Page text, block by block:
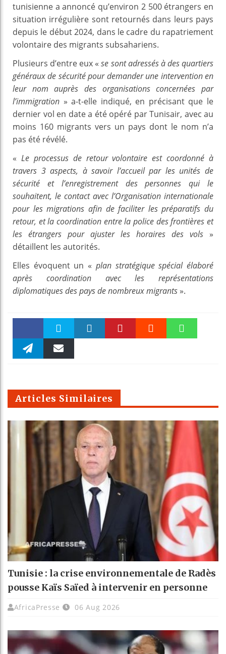
tunisienne a annoncé qu’environ 2 500 étrangers en
situation irrégulière sont retournés dans leurs pays
depuis le début 2024, dans le cadre du rapatriement
volontaire des migrants subsahariens.
Plusieurs d’entre eux «se sont adressés à des quartiers
généraux de sécurité pour demander une intervention en
leur nom auprès des organisations concernées par
l’immigration » a-t-elle indiqué, en précisant que le
dernier vol en date a été opéré par Tunisair, avec au
moins 160 migrants vers un pays dont le nom n’a
pas été révélé.
« Le processus de retour volontaire est coordonné à
travers 3 aspects, à savoir l’accueil par les unités de
sécurité et l’enregistrement des personnes qui le
souhaitent, le contact avec l’Organisation internationale
pour les migrations afin de faciliter les préparatifs du
retour, et la coordination entre la police des frontières et
les étrangers pour ajuster les horaires des vols »
détaillent les autorités.
Elles évoquent un « plan stratégique spécial élaboré
après coordination avec les représentations
diplomatiques des pays de nombreux migrants ».
Faceboo Twitter
m
Articles Similaires
Tunisie : la crise environnementale de Radès
pousse Kaïs Saïed à intervenir en personne
AfricaPresse 06 Aug 2026